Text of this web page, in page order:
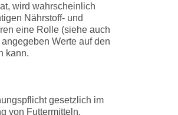
wird wahrscheinlich
Nährstoff- und
eine Rolle (siehe auch
Werte auf den
kann.
gesetzlich im
von Futtermitteln,